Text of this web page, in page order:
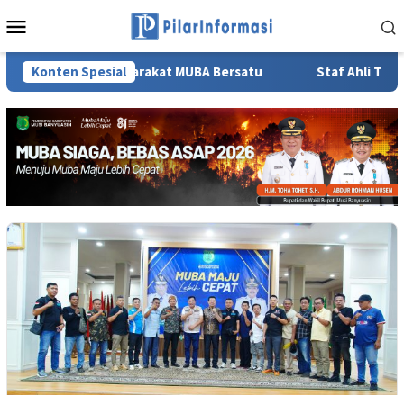
ke
Mobile
Konten Spesial
MUBA Bersatu Staf Ahli TP PKK Sumsel